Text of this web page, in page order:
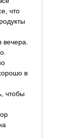
что
в
чтобы